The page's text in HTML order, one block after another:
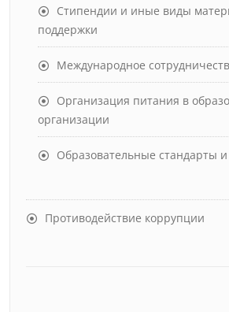
Стипендии и иные виды
поддержки
Международное
Организация питания в
организации
Образовательные стандарты
Противодействие коррупции